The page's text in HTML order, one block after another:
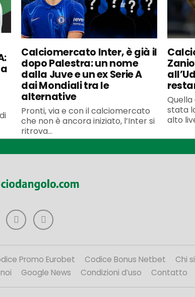
Calciomercato Inter, è già il
dopo Palestra: un nome
dalla Juve e un ex Serie A
dai Mondiali tra le
alternative
Pronti, via e con il calciomercato
che non è ancora iniziato, l’Inter si
ritrova...
Quella
stata
alto
Promo Eurobet Codice Bonus Netbet Chi
Google News Condizioni d’uso Contatto